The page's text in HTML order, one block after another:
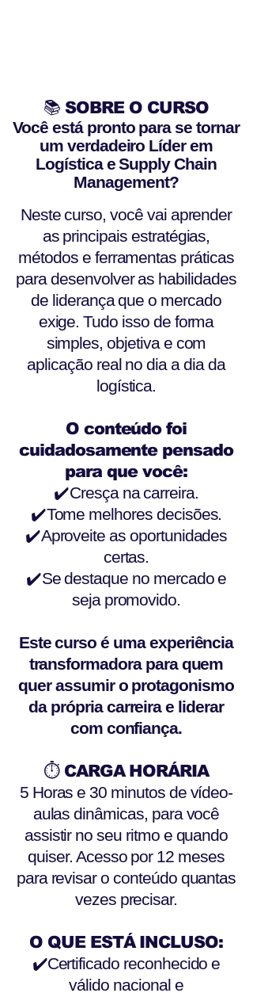
📚 SOBRE O CURSO
Você está pronto para se tornar
um verdadeiro Líder em
Logística e Supply Chain
Management?
Neste curso, você vai aprender
as principais estratégias,
métodos e ferramentas práticas
para desenvolver as habilidades
de liderança que o mercado
exige. Tudo isso de forma
simples, objetiva e com
aplicação real no dia a dia da
logística.
O conteúdo foi
cuidadosamente pensado
para que você:
✔️Cresça na carreira.
✔️Tome melhores decisões.
✔️Aproveite as oportunidades
certas.
✔️Se destaque no mercado e
seja promovido.
Este curso é uma experiência
transformadora para quem
quer assumir o protagonismo
da própria carreira e liderar
com confiança.
⏱️ CARGA HORÁRIA
5 Horas e 30 minutos de vídeo-
aulas dinâmicas, para você
assistir no seu ritmo e quando
quiser. Acesso por 12 meses
para revisar o conteúdo quantas
vezes precisar.
O QUE ESTÁ INCLUSO:
✔️Certificado reconhecido e
válido nacional e